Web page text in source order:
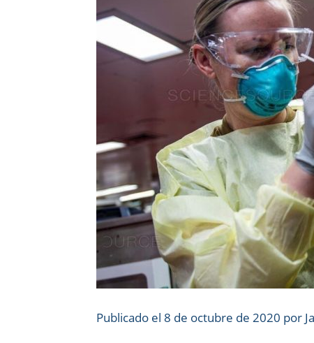
Publicado el 8 de octubre de 2020 por